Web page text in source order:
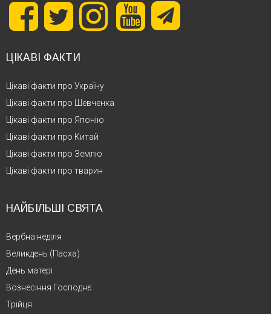
ЦІКАВІ ФАКТИ
Цікаві факти про Україну
Цікаві факти про Шевченка
Цікаві факти про Японію
Цікаві факти про Китай
Цікаві факти про Землю
Цікаві факти про тварин
НАЙБІЛЬШІ СВЯТА
Вербна неділя
Великдень (Пасха)
День матері
Вознесіння Господнє
Трійця